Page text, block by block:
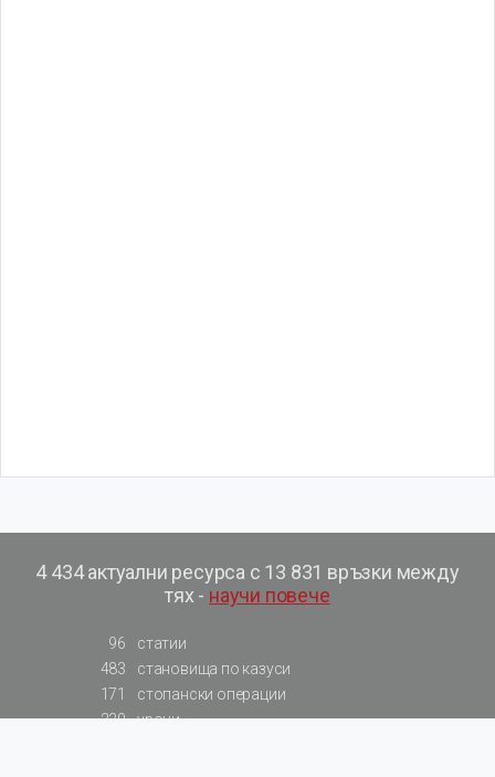
4 434 актуални ресурса с 13 831 връзки между
тях - научи повече
96
статии
483
становища по казуси
171
стопански операции
230
уроци